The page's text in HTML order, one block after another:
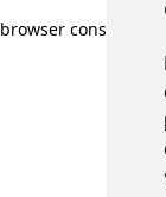
browser console for